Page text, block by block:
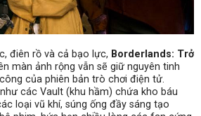
điên rồ và cả bạo lực, Borderlands: Trở
màn ảnh rộng vẫn sẽ giữ nguyên tinh
của phiên bản trò chơi điện tử.
các Vault (khu hầm) chứa kho báu
loại vũ khí, súng ống đầy sáng tạo